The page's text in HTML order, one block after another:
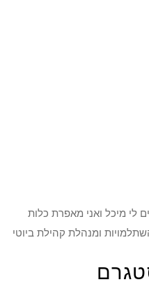
לי מיכל ואני מאפרת כלות
ומנהלת קהילת ביוטי